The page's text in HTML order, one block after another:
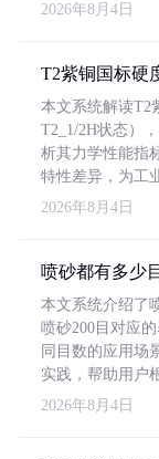
2026年8月4日
T2紫铜国标硬
本文系统解读T2
T2_1/2H状态）
析其力学性能指
特性差异，为工
2026年8月4日
喷砂都有多少目
本文系统介绍了
喷砂200目对应
同目数的应用场
实践，帮助用户
2026年8月4日